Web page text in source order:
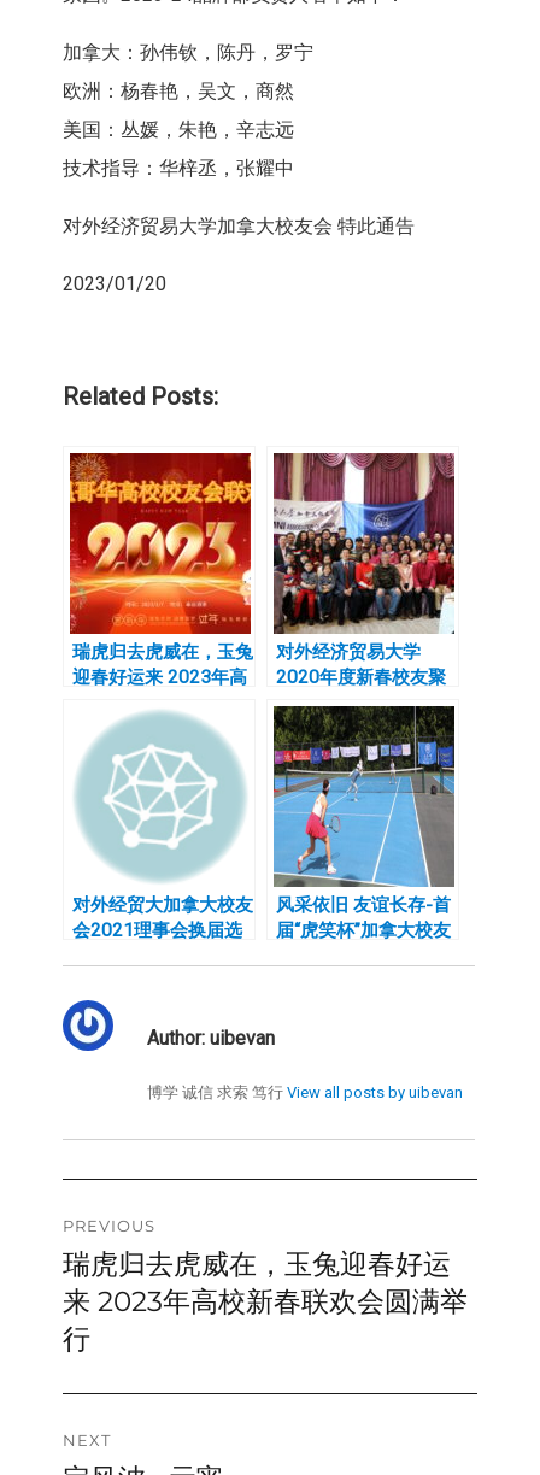
加拿大：孙伟钦，陈丹，罗宁
欧洲：杨春艳，吴文，商然
美国：丛媛，朱艳，辛志远
技术指导：华梓丞，张耀中
对外经济贸易大学加拿大校友会 特此通告
2023/01/20
Related Posts:
瑞虎归去虎威在，玉兔
迎春好运来 2023年高
对外经济贸易大学
2020年度新春校友聚
会
对外经贸大加拿大校友
会2021理事会换届选
风采依旧 友谊长存-首
届“虎笑杯”加拿大校友
Author:uibevan
博学 诚信 求索 笃行 View all posts by uibevan
Post
navigation
PREVIOUS
Previous
post:
瑞虎归去虎威在，玉兔迎春好运
来 2023年高校新春联欢会圆满举
行
NEXT